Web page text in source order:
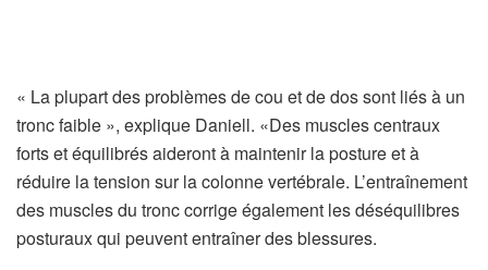
g
l
e
t
)
« La plupart des problèmes de cou et de dos sont liés à un
tronc faible », explique Daniell. «Des muscles centraux
forts et équilibrés aideront à maintenir la posture et à
réduire la tension sur la colonne vertébrale. L’entraînement
des muscles du tronc corrige également les déséquilibres
posturaux qui peuvent entraîner des blessures.